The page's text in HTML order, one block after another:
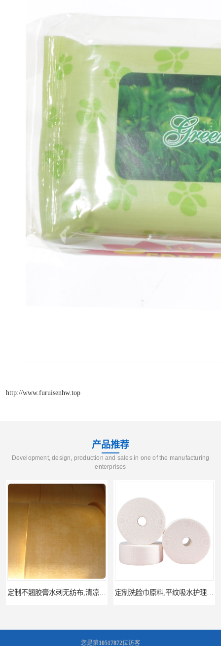
http://www.furuisenhw.top
产品推荐
Development, design, production and sales in one of the manufacturing
enterprises
您是第10517872位访客